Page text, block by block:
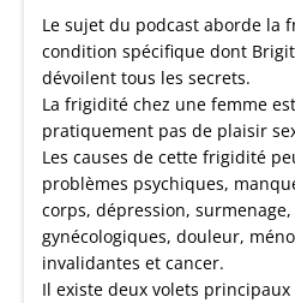
Le sujet du podcast aborde la
condition spécifique dont
dévoilent tous les secrets.
La frigidité chez une femme
pratiquement pas de plaisir
Les causes de cette frigidité
problèmes psychiques,
corps, dépression,
gynécologiques, douleur,
invalidantes et cancer.
Il existe deux volets